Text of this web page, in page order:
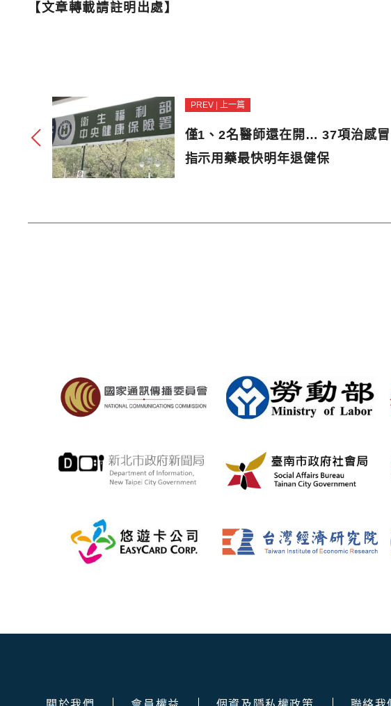
【文章轉載請註明出處】
PREV | 上一篇
僅1、2名醫師還在開… 37項治感
指示用藥最快明年退健保